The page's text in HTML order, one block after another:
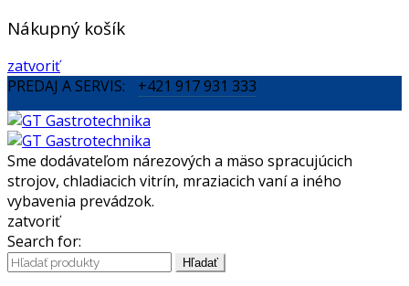
Nákupný košík
zatvoriť
PREDAJ A SERVIS:
+421 917 931 333
Sme dodávateľom nárezových a mäso spracujúcich
strojov, chladiacich vitrín, mraziacich vaní a iného
vybavenia prevádzok.
zatvoriť
Search for:
Hľadať